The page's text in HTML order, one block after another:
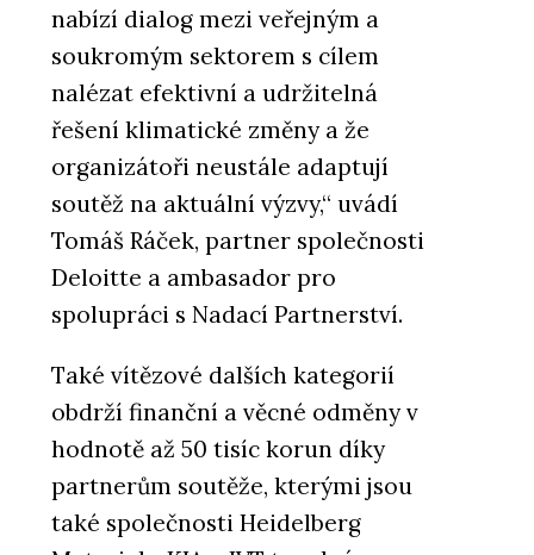
Třívrstvé desky NOVATOP
FACADE
PRODUKTY
Duté panely NOVATOP ELEMENT
nabízí dialog mezi veřejným a
soukromým sektorem s cílem
nalézat efektivní a udržitelná
řešení klimatické změny a že
organizátoři neustále adaptují
soutěž na aktuální výzvy,“ uvádí
Tomáš Ráček, partner společnosti
Deloitte a ambasador pro
spolupráci s Nadací Partnerství.
Také vítězové dalších kategorií
obdrží finanční a věcné odměny v
hodnotě až 50 tisíc korun díky
partnerům soutěže, kterými jsou
také společnosti Heidelberg